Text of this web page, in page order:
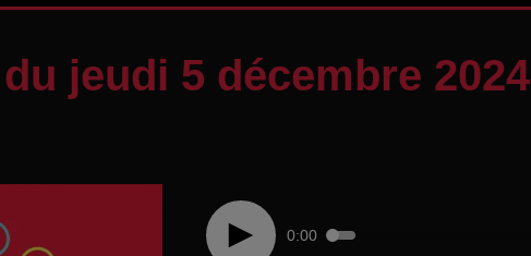
jeudi 5 décembre 2024
0:00